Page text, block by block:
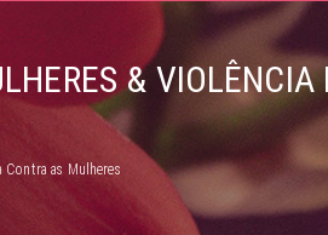
&
as Mulheres